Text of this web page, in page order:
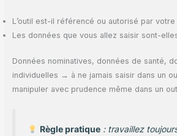
L’outil est-il référencé ou autorisé par
Les données que vous allez saisir sont-
Données nominatives, données de santé,
individuelles → à ne jamais saisir dans un
manipuler avec prudence même dans un
Règle pratique: travaillez